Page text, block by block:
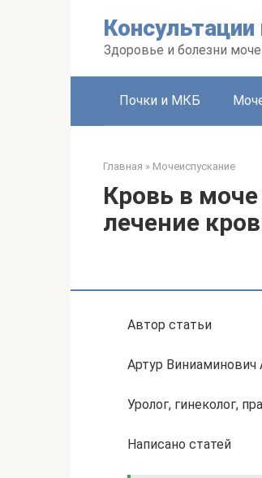
Здоровье и болезни
Почки и МКБ
Главная » Мочеиспускание
Кровь в
лечение
Автор статьи
Артур Виниаминович
Уролог, гинеколог,
Написано статей